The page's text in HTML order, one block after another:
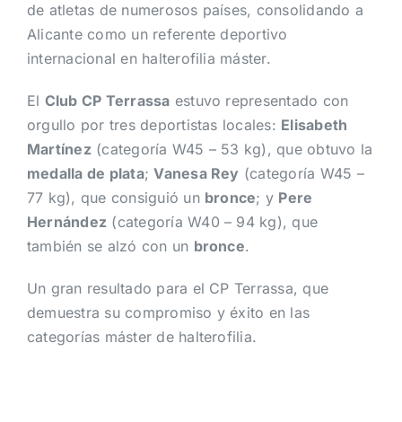
de atletas de numerosos países, consolidando a
Alicante como un referente deportivo
internacional en halterofilia máster.
El Club CP Terrassa estuvo representado con
orgullo por tres deportistas locales: Elisabeth
Martínez(categoría W45 – 53 kg), que obtuvo la
medalla de plata;Vanesa Rey (categoría W45 –
77 kg), que consiguió un bronce; y Pere
Hernández (categoría W40 – 94 kg), que
también se alzó con un bronce.
Un gran resultado para el CP Terrassa, que
demuestra su compromiso y éxito en las
categorías máster de halterofilia.